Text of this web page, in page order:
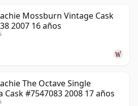
Mossburn Vintage Cask
2007 16 años
The Octave Single
Cask #7547083 2008 17 años